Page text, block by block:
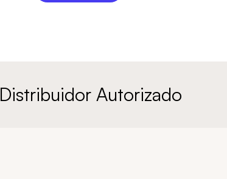
Distribuidor Autorizado